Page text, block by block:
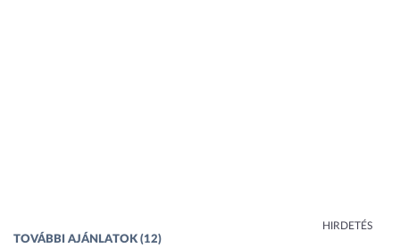
HIRDETÉS
TOVÁBBI AJÁNLATOK (12)